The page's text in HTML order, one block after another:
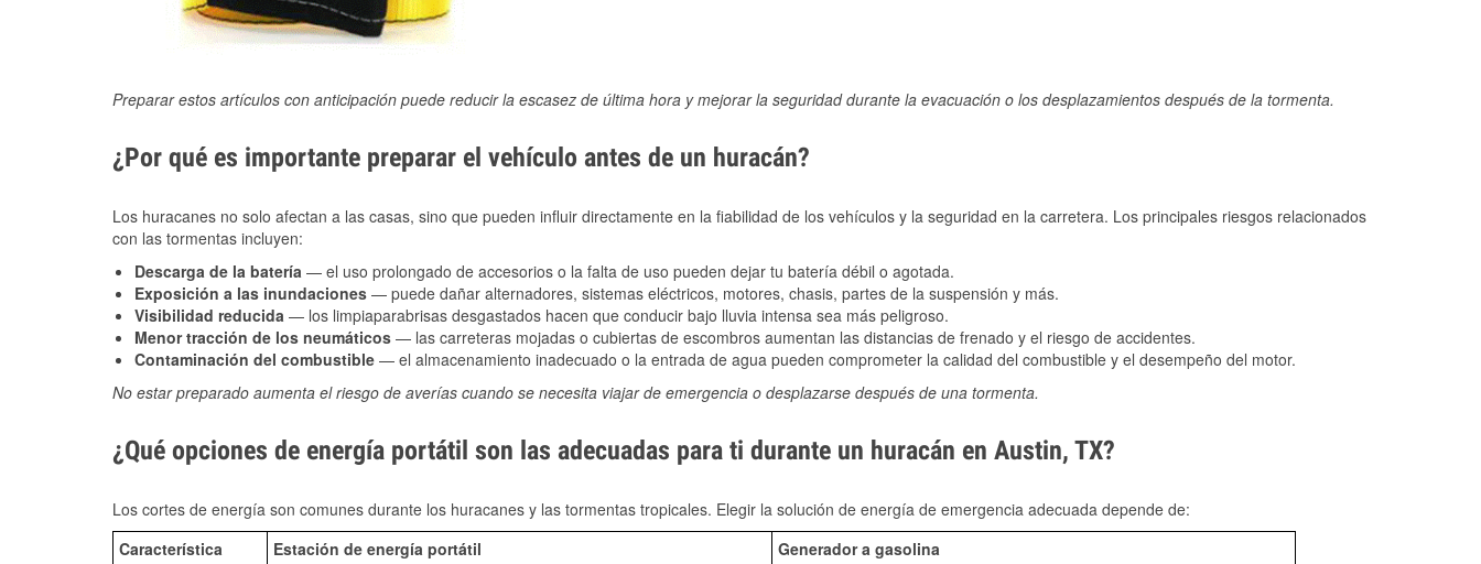
Preparar estos artículos con anticipación puede reducir la escasez de última hora y mejorar la seguridad durante la evacuación o los desplazamientos después de la tormenta.
¿Por qué es importante preparar el vehículo antes de un huracán?
Los huracanes no solo afectan a las casas, sino que pueden influir directamente en la fiabilidad de los vehículos y la seguridad en la carretera. Los principales riesgos relacionados
con las tormentas incluyen:
Descarga de la batería — el uso prolongado de accesorios o la falta de uso pueden dejar tu batería débil o agotada.
Exposición a las inundaciones — puede dañar alternadores, sistemas eléctricos, motores, chasis, partes de la suspensión y más.
Visibilidad reducida — los limpiaparabrisas desgastados hacen que conducir bajo lluvia intensa sea más peligroso.
Menor tracción de los neumáticos — las carreteras mojadas o cubiertas de escombros aumentan las distancias de frenado y el riesgo de accidentes.
Contaminación del combustible — el almacenamiento inadecuado o la entrada de agua pueden comprometer la calidad del combustible y el desempeño del motor.
No estar preparado aumenta el riesgo de averías cuando se necesita viajar de emergencia o desplazarse después de una tormenta.
¿Qué opciones de energía portátil son las adecuadas para ti durante un huracán en Austin, TX?
Los cortes de energía son comunes durante los huracanes y las tormentas tropicales. Elegir la solución de energía de emergencia adecuada depende de:
Característica
Estación de energía portátil Generador a gasolina